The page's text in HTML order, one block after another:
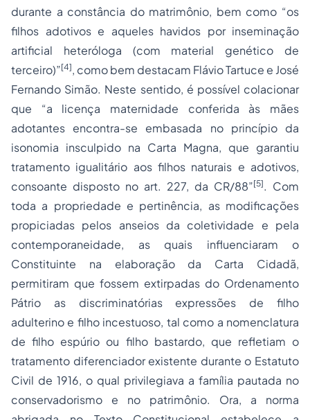
durante a constância do matrimônio, bem como “os
filhos adotivos e aqueles havidos por inseminação
artificial heteróloga (com material genético de
terceiro)”[4], como bem destacam Flávio Tartuce e José
Fernando Simão. Neste sentido, é possível colacionar
que “a licença maternidade conferida às mães
adotantes encontra-se embasada no princípio da
isonomia insculpido na Carta Magna, que garantiu
tratamento igualitário aos filhos naturais e adotivos,
consoante disposto no art. 227, da CR/88”[5]. Com
toda a propriedade e pertinência, as modificações
propiciadas pelos anseios da coletividade e pela
contemporaneidade, as quais influenciaram o
Constituinte na elaboração da Carta Cidadã,
permitiram que fossem extirpadas do Ordenamento
Pátrio as discriminatórias expressões de filho
adulterino e filho incestuoso, tal como a nomenclatura
de filho espúrio ou filho bastardo, que refletiam o
tratamento diferenciador existente durante o Estatuto
Civil de 1916, o qual privilegiava a família pautada no
conservadorismo e no patrimônio. Ora, a norma